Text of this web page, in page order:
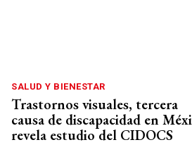
SALUD Y BIENESTAR
Trastornos visuales, tercera
causa de discapacidad en
revela estudio del CIDOCS